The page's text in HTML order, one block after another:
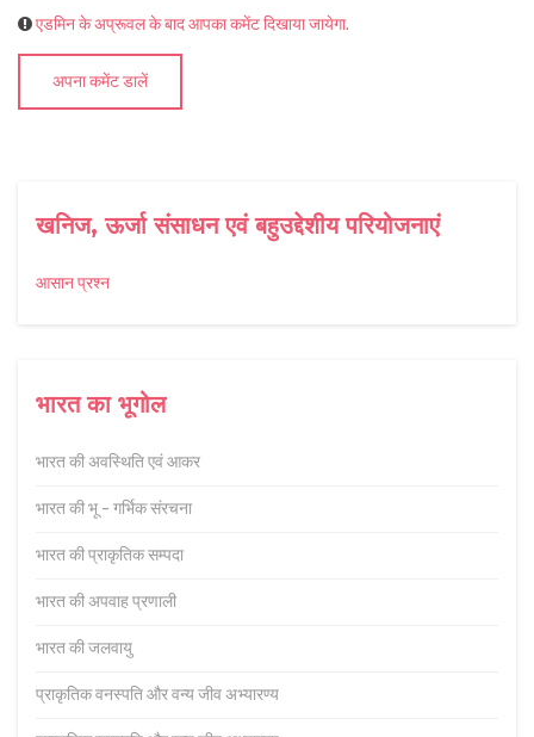
खनिज, ऊर्जा संसाधन एवं बहुउद्देशीय परियोजनाएं
आसान प्रश्न
भारत का भूगोल
भारत की अवस्थिति एवं आकर
भारत की भू - गर्भिक संरचना
भारत की प्राकृतिक सम्पदा
भारत की अपवाह प्रणाली
भारत की जलवायु
प्राकृतिक वनस्पति और वन्य जीव अभ्यारण्य
एडमिन के अप्रूवल के बाद आपका कमेंट दिखाया जायेगा.
अपना कमेंट डालें